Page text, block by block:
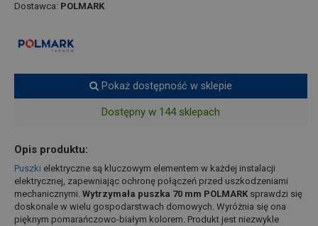
Dostawca: POLMARK
Pokaż dostępność w sklepie
Dostępny w 144 sklepach
Opis produktu:
Puszki elektryczne są kluczowym elementem w każdej instalacji
elektrycznej, zapewniając ochronę połączeń przed uszkodzeniami
mechanicznymi. Wytrzymała puszka 70 mm POLMARK sprawdzi się
doskonale w wielu gospodarstwach domowych. Wyróżnia się ona
pięknym pomarańczowo-białym kolorem. Produkt jest niezwykle